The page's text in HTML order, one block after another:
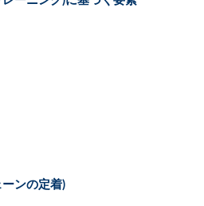
ーンの定着)